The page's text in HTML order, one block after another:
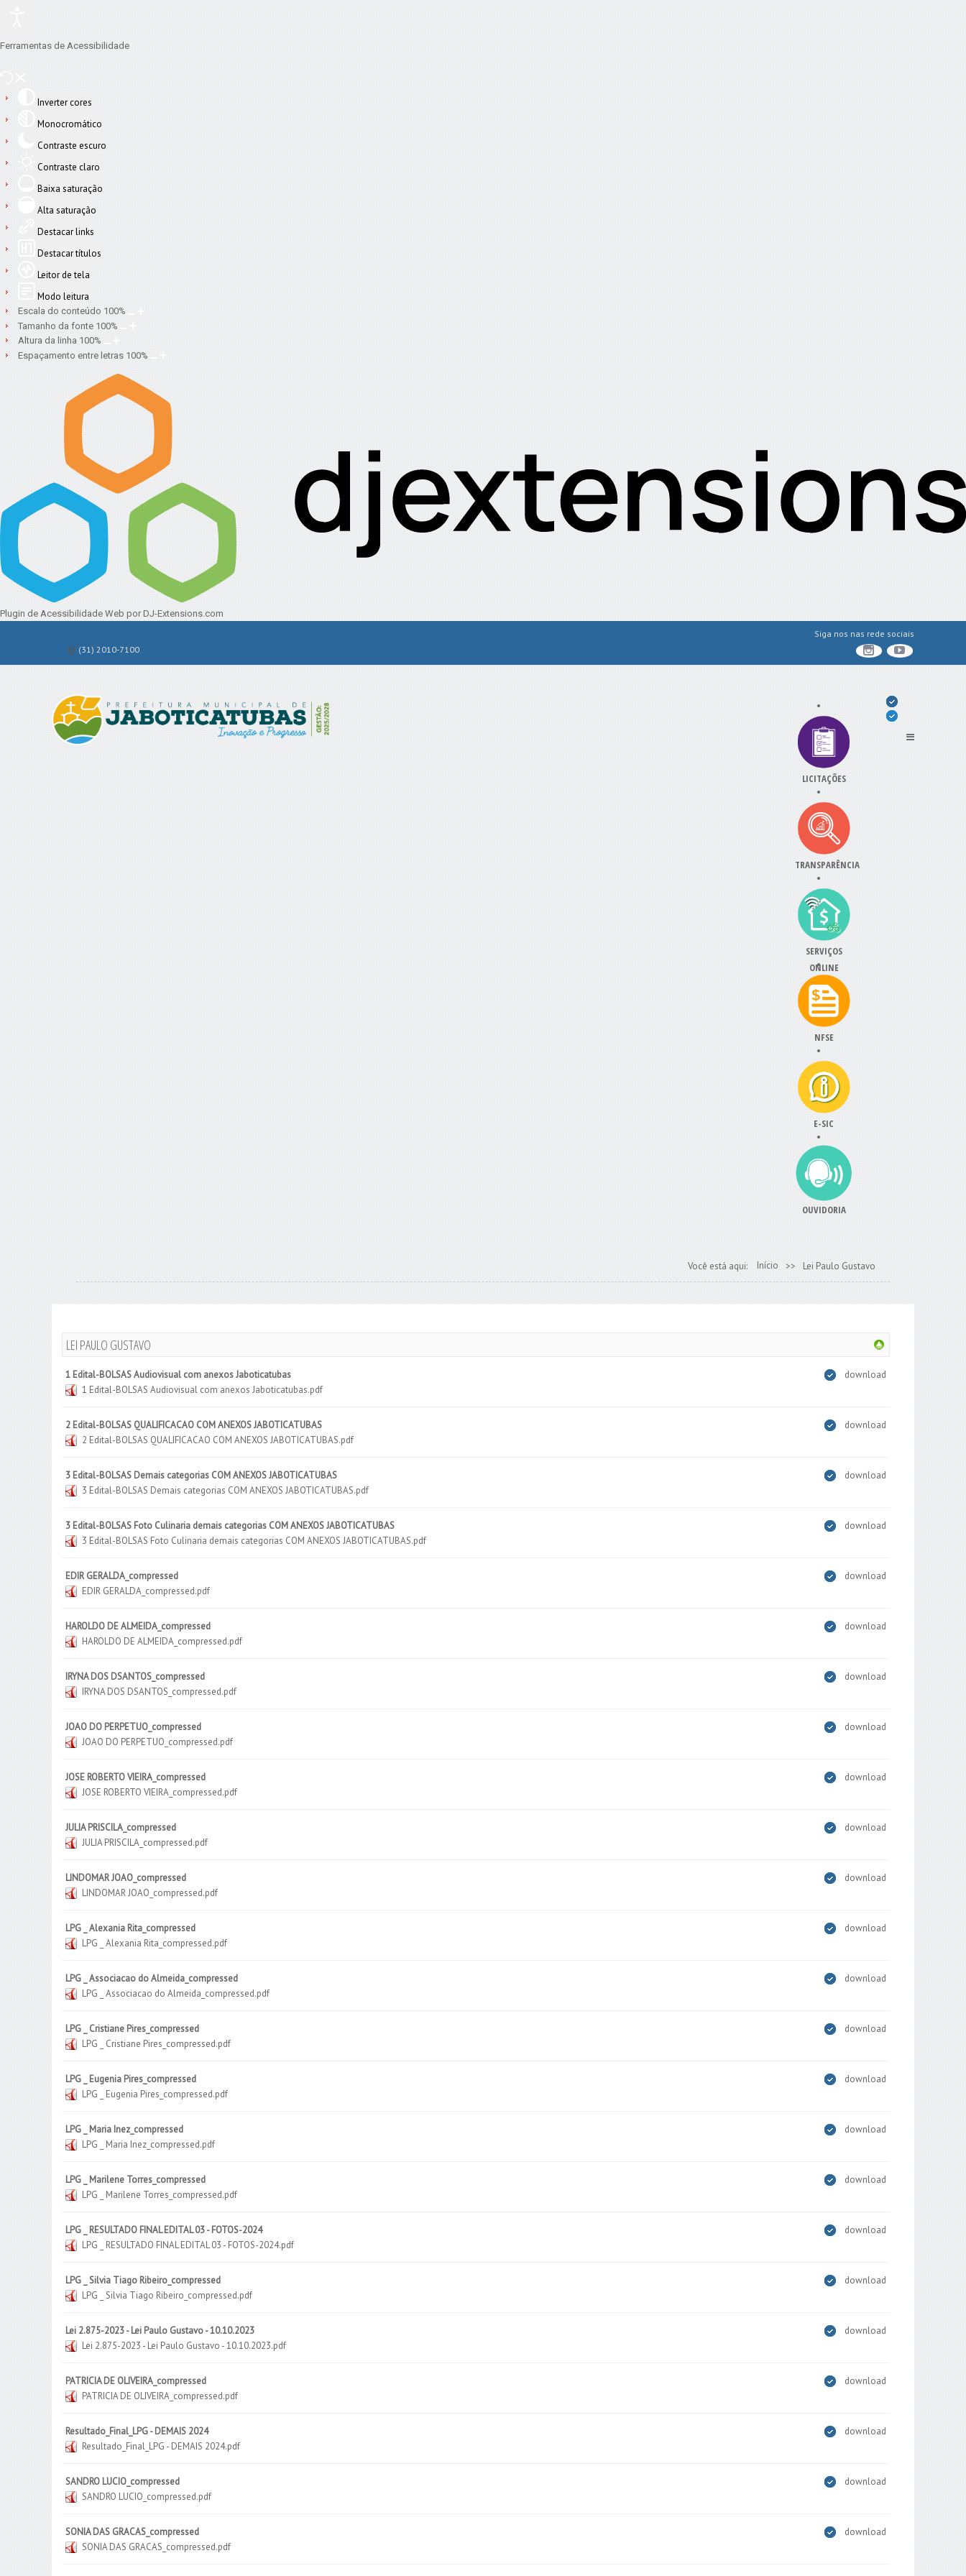
Ferramentas de Acessibilidade
Inverter cores
Monocromático
Contraste escuro
Contraste claro
Baixa saturação
Alta saturação
Destacar links
Destacar títulos
Leitor de tela
Modo leitura
Escala do conteúdo 100%
Tamanho da fonte 100%
Altura da linha 100%
Espaçamento entre letras 100%
Plugin de Acessibilidade Web por DJ-Extensions.com
Siga nos nas rede sociais
(31) 2010-7100
LICITAÇÕES
TRANSPARÊNCIA
SERVIÇOS
ONLINE
NFSE
E-SIC
OUVIDORIA
Você está aqui: Início >> Lei Paulo Gustavo
LEI PAULO GUSTAVO
1 Edital-BOLSAS Audiovisual com anexos Jaboticatubas
1 Edital-BOLSAS Audiovisual com anexos Jaboticatubas.pdf
download
2 Edital-BOLSAS QUALIFICACAO COM ANEXOS JABOTICATUBAS
2 Edital-BOLSAS QUALIFICACAO COM ANEXOS JABOTICATUBAS.pdf
download
3 Edital-BOLSAS Demais categorias COM ANEXOS JABOTICATUBAS
3 Edital-BOLSAS Demais categorias COM ANEXOS JABOTICATUBAS.pdf
download
3 Edital-BOLSAS Foto Culinaria demais categorias COM ANEXOS JABOTICATUBAS
3 Edital-BOLSAS Foto Culinaria demais categorias COM ANEXOS JABOTICATUBAS.pdf
download
EDIR GERALDA_compressed
EDIR GERALDA_compressed.pdf
download
HAROLDO DE ALMEIDA_compressed
HAROLDO DE ALMEIDA_compressed.pdf
download
IRYNA DOS DSANTOS_compressed
IRYNA DOS DSANTOS_compressed.pdf
download
JOAO DO PERPETUO_compressed
JOAO DO PERPETUO_compressed.pdf
download
JOSE ROBERTO VIEIRA_compressed
JOSE ROBERTO VIEIRA_compressed.pdf
download
JULIA PRISCILA_compressed
JULIA PRISCILA_compressed.pdf
download
LINDOMAR JOAO_compressed
LINDOMAR JOAO_compressed.pdf
download
LPG _ Alexania Rita_compressed
LPG _ Alexania Rita_compressed.pdf
download
LPG _ Associacao do Almeida_compressed
LPG _ Associacao do Almeida_compressed.pdf
download
LPG _ Cristiane Pires_compressed
LPG _ Cristiane Pires_compressed.pdf
download
LPG _ Eugenia Pires_compressed
LPG _ Eugenia Pires_compressed.pdf
download
LPG _ Maria Inez_compressed
LPG _ Maria Inez_compressed.pdf
download
LPG _ Marilene Torres_compressed
LPG _ Marilene Torres_compressed.pdf
download
LPG _ RESULTADO FINAL EDITAL 03 - FOTOS-2024
LPG _ RESULTADO FINAL EDITAL 03 - FOTOS-2024.pdf
download
LPG _ Silvia Tiago Ribeiro_compressed
LPG _ Silvia Tiago Ribeiro_compressed.pdf
download
Lei 2.875-2023 - Lei Paulo Gustavo - 10.10.2023
Lei 2.875-2023 - Lei Paulo Gustavo - 10.10.2023.pdf
download
PATRICIA DE OLIVEIRA_compressed
PATRICIA DE OLIVEIRA_compressed.pdf
download
Resultado_Final_LPG - DEMAIS 2024
Resultado_Final_LPG - DEMAIS 2024.pdf
download
SANDRO LUCIO_compressed
SANDRO LUCIO_compressed.pdf
download
SONIA DAS GRACAS_compressed
SONIA DAS GRACAS_compressed.pdf
download